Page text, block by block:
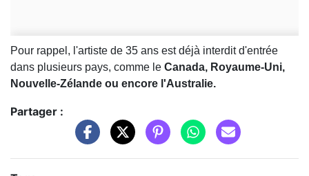
Pour rappel, l'artiste de 35 ans est déjà interdit d'entrée
dans plusieurs pays, comme le Canada, Royaume-Uni,
Nouvelle-Zélande ou encore l'Australie.
Partager :